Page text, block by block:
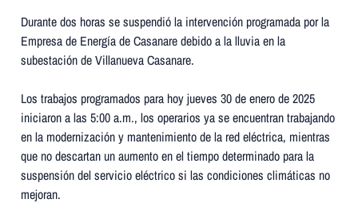
Durante dos horas se suspendió la intervención programada por la
Empresa de Energía de Casanare debido a la lluvia en la
subestación de Villanueva Casanare.
Los trabajos programados para hoy jueves 30 de enero de 2025
iniciaron a las 5:00 a.m., los operarios ya se encuentran trabajando
en la modernización y mantenimiento de la red eléctrica, mientras
que no descartan un aumento en el tiempo determinado para la
suspensión del servicio eléctrico si las condiciones climáticas no
mejoran.